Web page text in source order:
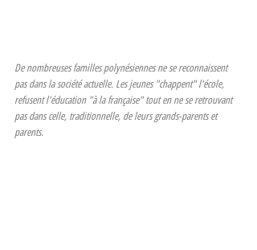
De nombreuses familles polynésiennes ne se reconnaissent
pas dans la société actuelle. Les jeunes "chappent" l'école,
refusent l'éducation "à la française" tout en ne se retrouvant
pas dans celle, traditionnelle, de leurs grands-parents et
parents.